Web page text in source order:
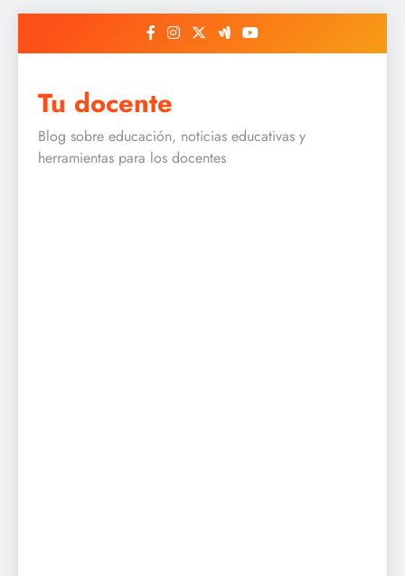
Tu docente
Blog sobre educación, noticias educativas y
herramientas para los docentes